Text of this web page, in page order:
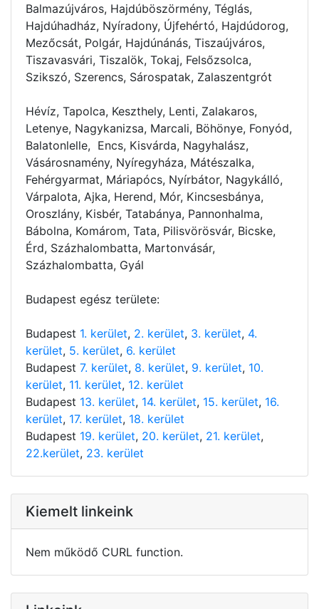
Balmazújváros, Hajdúböszörmény, Téglás,
Hajdúhadház, Nyíradony, Újfehértó, Hajdúdorog,
Mezőcsát, Polgár, Hajdúnánás, Tiszaújváros,
Tiszavasvári, Tiszalök, Tokaj, Felsőzsolca,
Szikszó, Szerencs, Sárospatak, Zalaszentgrót
Hévíz, Tapolca, Keszthely, Lenti, Zalakaros,
Letenye, Nagykanizsa, Marcali, Böhönye, Fonyód,
Balatonlelle, Encs, Kisvárda, Nagyhalász,
Vásárosnamény, Nyíregyháza, Mátészalka,
Fehérgyarmat, Máriapócs, Nyírbátor, Nagykálló,
Várpalota, Ajka, Herend, Mór, Kincsesbánya,
Oroszlány, Kisbér, Tatabánya, Pannonhalma,
Bábolna, Komárom, Tata, Pilisvörösvár, Bicske,
Érd, Százhalombatta, Martonvásár,
Százhalombatta, Gyál
Budapest egész területe:
Budapest 1. kerület, 2. kerület, 3. kerület, 4.
kerület, 5. kerület, 6. kerület
Budapest 7. kerület, 8. kerület, 9. kerület, 10.
kerület, 11. kerület, 12. kerület
Budapest 13. kerület, 14. kerület, 15. kerület, 16.
kerület, 17. kerület, 18. kerület
Budapest 19. kerület, 20. kerület, 21. kerület,
22.kerület, 23. kerület
Kiemelt linkeink
Nem működő CURL function.